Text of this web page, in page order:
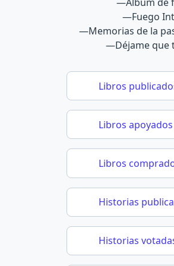
—Fuego
—Memorias de la
—Déjame que
Libros
Libros apoyados
Libros
Historias
Historias